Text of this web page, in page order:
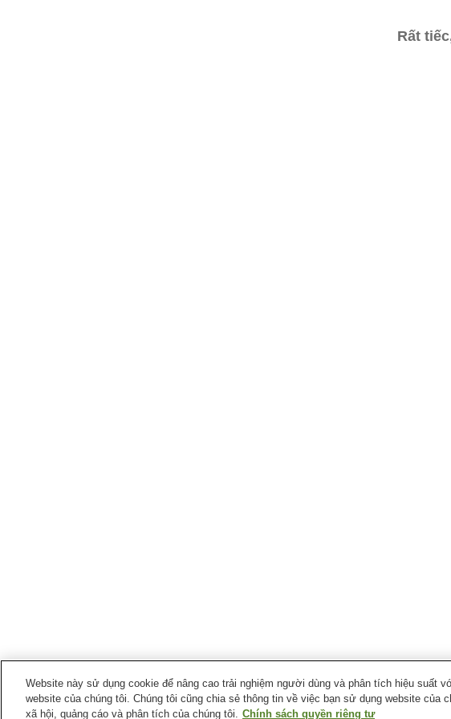
Rất
Website này sử dụng cookie để nâng cao trải nghiệm người dùng và phân tích hiệu suất
website của chúng tôi. Chúng tôi cũng chia sẻ thông tin về việc bạn sử dụng website của
xã hội, quảng cáo và phân tích của chúng tôi. Chính sách quyền riêng tư